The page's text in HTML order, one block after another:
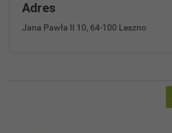
Adres
Jana Pawła II 10, 64-100 Leszno